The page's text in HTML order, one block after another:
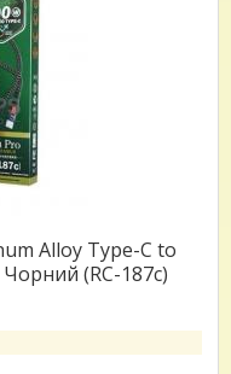
Alloy Type-C to
(RC-187c)